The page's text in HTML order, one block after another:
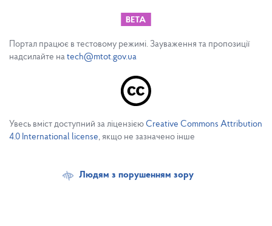
Портал працює в тестовому режимі. Зауваження та пропозиції
надсилайте на tech@mtot.gov.ua
Увесь вміст доступний за ліцензією Creative Commons Attribution
4.0 International license, якщо не зазначено інше
Людям з порушенням зору